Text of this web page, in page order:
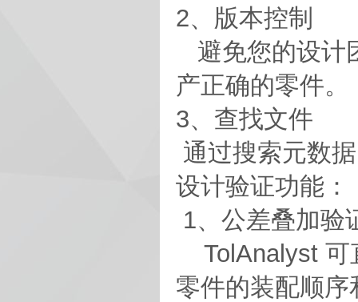
2、版本控制
避免您的设计
产正确的零件。
3、查找文件
通过搜索元数
设计验证功能：
1、公差叠加验
TolAnalyst 可
零件的装配顺